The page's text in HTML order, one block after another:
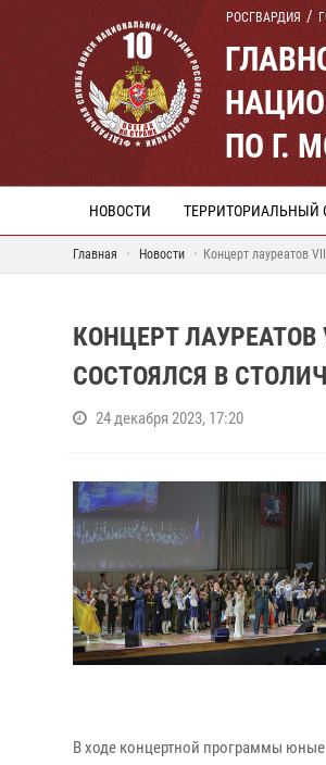
РОСГВАРДИЯ
ПО Г.
НОВОСТИ ТЕРРИТОРИАЛЬНЫЙ
Главная Новости Концерт лауреатов
КОНЦЕРТ
СОСТОЯЛСЯ В
24 декабря 2023, 17:20
В ходе концертной программы